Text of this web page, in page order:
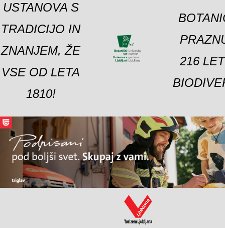
USTANOVA S
TRADICIJO IN
ZNANJEM, ŽE
VSE OD LETA
1810!
216